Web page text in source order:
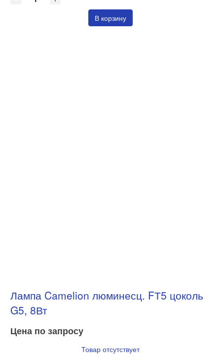
В корзину
Лампа Camelion люминесц. FТ5 цоколь
G5, 8Вт
Цена по запросу
Товар отсутствует